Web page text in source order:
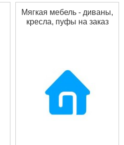
Мягкая мебель - диваны,
кресла, пуфы на заказ